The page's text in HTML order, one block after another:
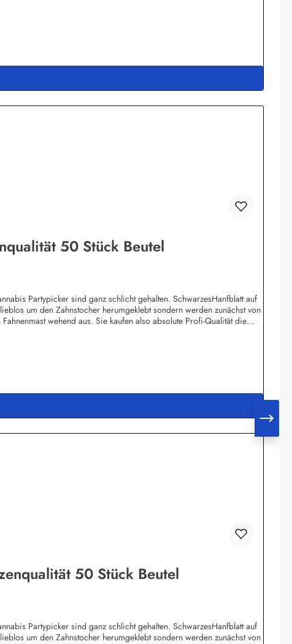
1a22457 Hamburginfo@buddel.de
50 Stück Beutel
Partypicker sind ganz schlicht gehalten. SchwarzesHanfblatt auf
um den Zahnstocher herumgeklebt sondern werden zunächst von
wehend aus. Sie kaufen also absolute Profi-Qualität die
1a22457 Hamburginfo@buddel.de
50 Stück Beutel
Partypicker sind ganz schlicht gehalten. SchwarzesHanfblatt auf
um den Zahnstocher herumgeklebt sondern werden zunächst von